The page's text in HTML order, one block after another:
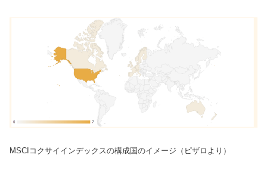
MSCIコクサイインデックスの構成国のイメージ（ピザロより）